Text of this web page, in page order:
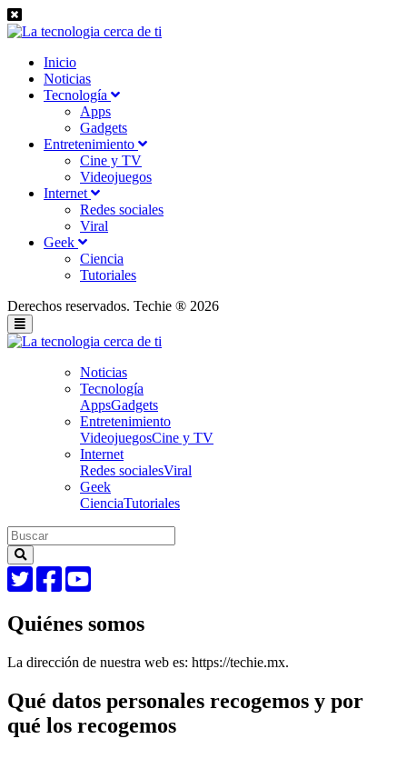
Inicio
Noticias
Tecnología
Apps
Gadgets
Entretenimiento
Cine y TV
Videojuegos
Internet
Redes sociales
Viral
Geek
Ciencia
Tutoriales
Derechos reservados. Techie ® 2026
Noticias
Tecnología
AppsGadgets
Entretenimiento
VideojuegosCine y TV
Internet
Redes socialesViral
Geek
CienciaTutoriales
Quiénes somos
La dirección de nuestra web es: https://techie.mx.
Qué datos personales recogemos y por
qué los recogemos